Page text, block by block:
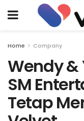
Home Company
Wendy &
SM
Tetap